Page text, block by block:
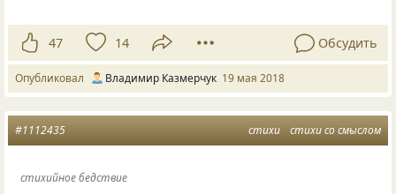
47 14 Обсудить
Опубликовал Владимир Казмерчук 19 мая 2018
стихи стихи со смыслом
#1112435
стихийное бедствие